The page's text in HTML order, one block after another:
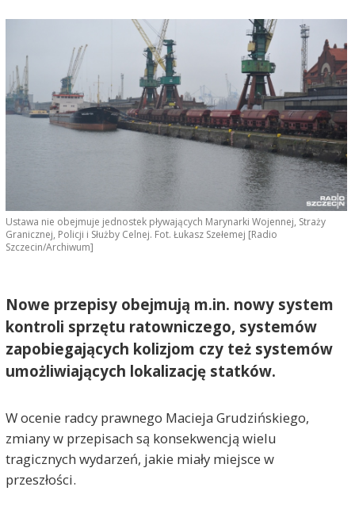
Ustawa nie obejmuje jednostek pływających Marynarki Wojennej, Straży
Granicznej, Policji i Służby Celnej. Fot. Łukasz Szełemej [Radio
Szczecin/Archiwum]
Nowe przepisy obejmują m.in. nowy system
kontroli sprzętu ratowniczego, systemów
zapobiegających kolizjom czy też systemów
umożliwiających lokalizację statków.
W ocenie radcy prawnego Macieja Grudzińskiego,
zmiany w przepisach są konsekwencją wielu
tragicznych wydarzeń, jakie miały miejsce w
przeszłości.